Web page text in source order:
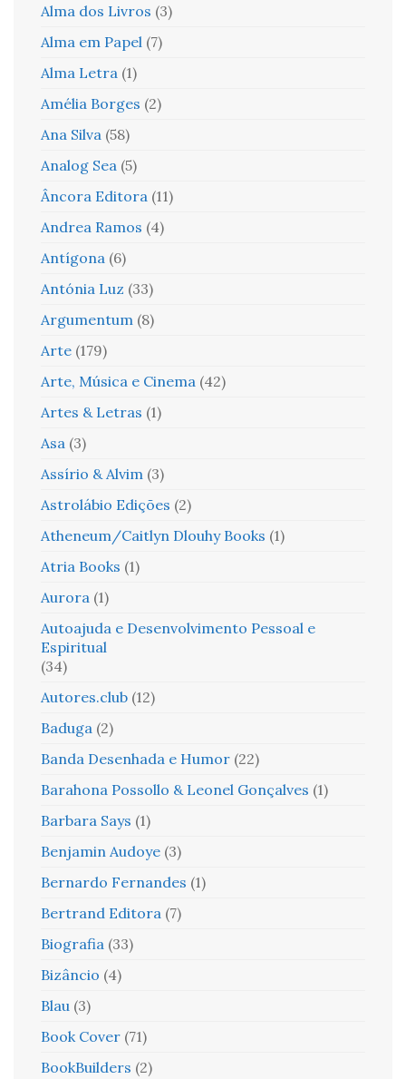
Alma dos Livros (3)
Alma em Papel (7)
Alma Letra (1)
Amélia Borges (2)
Ana Silva (58)
Analog Sea (5)
Âncora Editora (11)
Andrea Ramos (4)
Antígona (6)
Antónia Luz (33)
Argumentum (8)
Arte (179)
Arte, Música e Cinema (42)
Artes & Letras (1)
Asa (3)
Assírio & Alvim (3)
Astrolábio Edições (2)
Atheneum/Caitlyn Dlouhy Books (1)
Atria Books (1)
Aurora (1)
Autoajuda e Desenvolvimento Pessoal e
Espiritual
(34)
Autores.club (12)
Baduga (2)
Banda Desenhada e Humor (22)
Barahona Possollo & Leonel Gonçalves (1)
Barbara Says (1)
Benjamin Audoye (3)
Bernardo Fernandes (1)
Bertrand Editora (7)
Biografia (33)
Bizâncio (4)
Blau (3)
Book Cover (71)
BookBuilders (2)